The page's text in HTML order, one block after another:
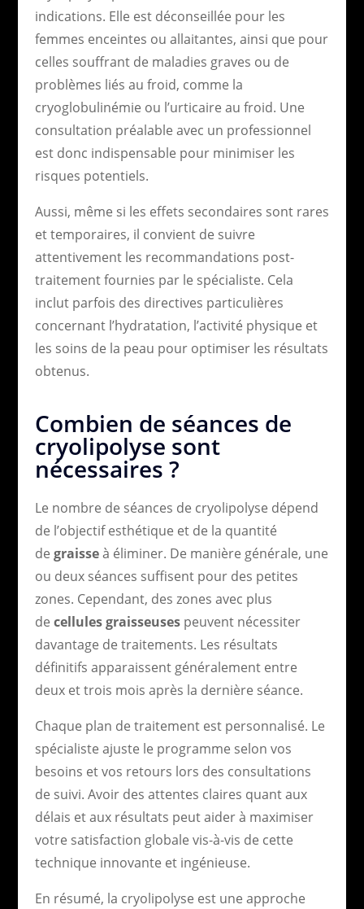
indications. Elle est déconseillée pour les
femmes enceintes ou allaitantes, ainsi que pour
celles souffrant de maladies graves ou de
problèmes liés au froid, comme la
cryoglobulinémie ou l’urticaire au froid. Une
consultation préalable avec un professionnel
est donc indispensable pour minimiser les
risques potentiels.
Aussi, même si les effets secondaires sont rares
et temporaires, il convient de suivre
attentivement les recommandations post-
traitement fournies par le spécialiste. Cela
inclut parfois des directives particulières
concernant l’hydratation, l’activité physique et
les soins de la peau pour optimiser les résultats
obtenus.
Combien de séances de
cryolipolyse sont
nécessaires ?
Le nombre de séances de cryolipolyse dépend
de l’objectif esthétique et de la quantité
de graisseà éliminer. De manière générale, une
ou deux séances suffisent pour des petites
zones. Cependant, des zones avec plus
de cellules graisseusespeuvent nécessiter
davantage de traitements. Les résultats
définitifs apparaissent généralement entre
deux et trois mois après la dernière séance.
Chaque plan de traitement est personnalisé. Le
spécialiste ajuste le programme selon vos
besoins et vos retours lors des consultations
de suivi. Avoir des attentes claires quant aux
délais et aux résultats peut aider à maximiser
votre satisfaction globale vis-à-vis de cette
technique innovante et ingénieuse.
En résumé, la cryolipolyse est une approche